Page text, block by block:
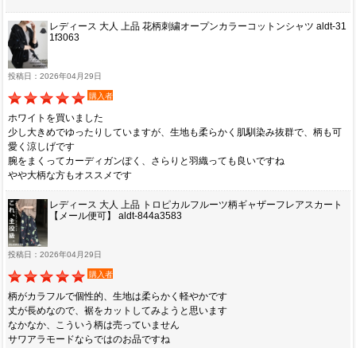
レディース 大人 上品 花柄刺繍オープンカラーコットンシャツ aldt-31
1f3063
投稿日：2026年04月29日
購入者
ホワイトを買いました
少し大きめでゆったりしていますが、生地も柔らかく肌馴染み抜群で、柄も可
愛く涼しげです
腕をまくってカーディガンぽく、さらりと羽織っても良いですね
やや大柄な方もオススメです
レディース 大人 上品 トロピカルフルーツ柄ギャザーフレアスカート
【メール便可】 aldt-844a3583
投稿日：2026年04月29日
購入者
柄がカラフルで個性的、生地は柔らかく軽やかです
丈が長めなので、裾をカットしてみようと思います
なかなか、こういう柄は売っていません
サワアラモードならではのお品ですね